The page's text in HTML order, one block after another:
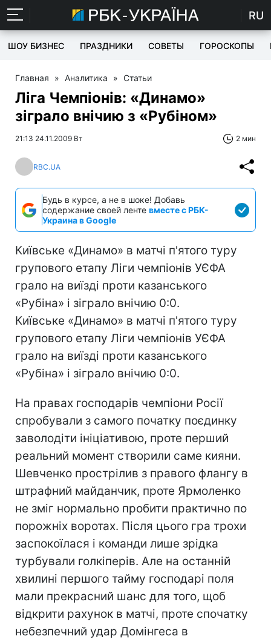
RU
ШОУ БИЗНЕС ПРАЗДНИКИ СОВЕТЫ ГОРОСКОПЫ
Главная » Аналитика » Статьи
Ліга Чемпіонів: «Динамо»
зіграло внічию з «Рубіном»
21:13 24.11.2009 Вт 2 мин
RBC.UA
Будь в курсе, а не в шоке! Добавь
содержание своей ленте вместе с РБК-
Украина в Google
Київське «Динамо» в матчі п'ятого туру
групового етапу Ліги чемпіонів УЄФА
грало на виїзді проти казанського
«Рубіна» і зіграло внічию 0:0.
Київське «Динамо» в матчі п'ятого туру
групового етапу Ліги чемпіонів УЄФА
грало на виїзді проти казанського
«Рубіна» і зіграло внічию 0:0.
На правах господарів чемпіони Росії
спробували з самого початку поєдинку
заволодіти ініціативою, проте перший
реальний момент створили саме кияни.
Шевченко прострілив з правого флангу в
штрафний майданчик, проте Ярмоленко
не зміг нормально пробити практично по
порожніх воротах. Після цього гра трохи
заспокоїлася і команди лише зрідка
турбували голкіперів. Але на останній
хвилині першого тайму господарі поля
мали прекрасний шанс для того, щоб
відкрити рахунок в матчі, проте спочатку
небезпечний удар Домінгеса в